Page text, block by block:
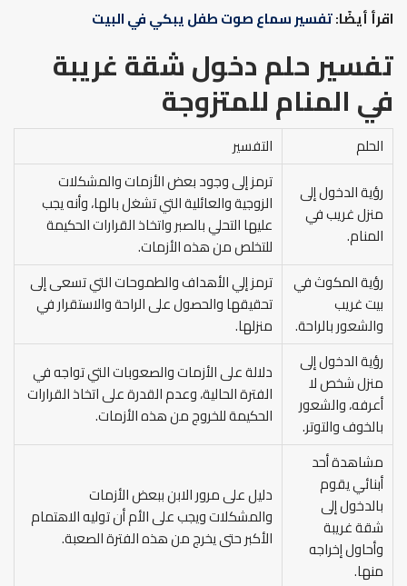
اقرأ أيضًا:تفسير سماع صوت طفل يبكي في البيت
تفسير حلم دخول شقة غريبة
في المنامللمتزوجة
الحلم
التفسير
رؤية الدخول إلى
منزل غريب في
المنام.
ترمز إلى وجود بعض الأزمات والمشكلات
الزوجية والعائلية التي تشغل بالها، وأنه يجب
عليها التحلي بالصبر واتخاذ القرارات الحكيمة
للتخلص من هذه الأزمات.
رؤية المكوث في
بيت غريب
والشعور بالراحة.
ترمز إلي الأهداف والطموحات التي تسعى إلى
تحقيقها والحصول على الراحة والاستقرار في
منزلها.
رؤية الدخول إلى
منزل شخص لا
أعرفه، والشعور
بالخوف والتوتر.
دلالة على الأزمات والصعوبات التي تواجه في
الفترة الحالية، وعدم القدرة على اتخاذ القرارات
الحكيمة للخروج من هذه الأزمات.
مشاهدة أحد
أبنائي يقوم
بالدخول إلى
شقة غريبة
وأحاول إخراجه
منها.
دليل على مرور الابن ببعض الأزمات
والمشكلات ويجب على الأم أن توليه الاهتمام
الأكبر حتى يخرج من هذه الفترة الصعبة.